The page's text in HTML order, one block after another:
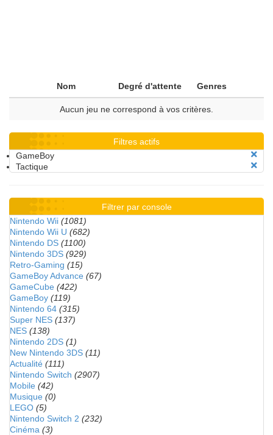
Nom Degré d'attente Genres
Aucun jeu ne correspond à vos critères.
Filtres actifs
GameBoy
Tactique
Filtrer par console
Nintendo Wii (1081)
Nintendo Wii U (682)
Nintendo DS (1100)
Nintendo 3DS (929)
Retro-Gaming (15)
GameBoy Advance (67)
GameCube (422)
GameBoy (119)
Nintendo 64 (315)
Super NES (137)
NES (138)
Nintendo 2DS (1)
New Nintendo 3DS (11)
Actualité (111)
Nintendo Switch (2907)
Mobile (42)
Musique (0)
LEGO (5)
Nintendo Switch 2 (232)
Cinéma (3)